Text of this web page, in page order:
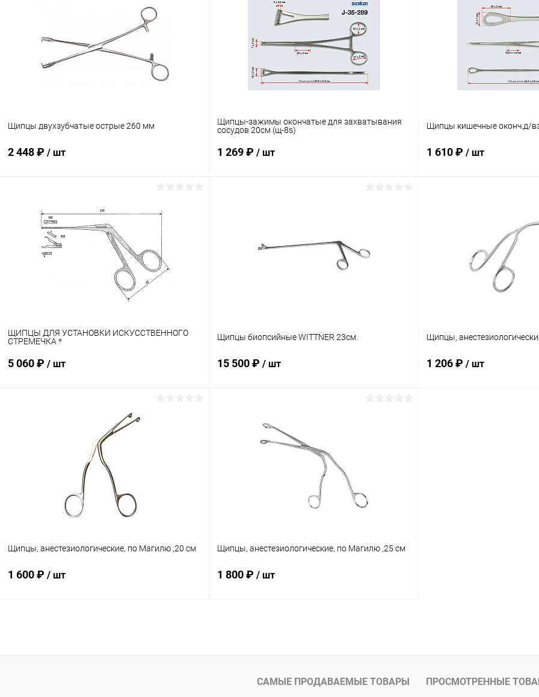
Щипцы двухзубчатые острые 260 мм
2 448 ₽ / шт
Купить в 1 клик
В избранное В наличии
Щипцы-зажимы окончатые для захватывания
сосудов 20см (щ-8s)
1 269 ₽ / шт
В наличии
Щипцы кишечные оконч.д/
1 610 ₽ / шт
В избранное
ЩИПЦЫ ДЛЯ УСТАНОВКИ ИСКУССТВЕННОГО
СТРЕМЕЧКА *
5 060 ₽ / шт
В корзину
Щипцы биопсийные WITTNER 23см.
15 500 ₽ / шт
Купить в 1 клик
В наличии
Щипцы,
1 206 ₽ / шт
Щипцы, анестезиологические, по Магилю ,20 см
1 600 ₽ / шт
Купить в 1 клик Сравнение
Щипцы, анестезиологические, по Магилю ,25 см
1 800 ₽ / шт
Купить в 1 клик Сравнение
В избранное В наличии
САМЫЕ ПРОДАВАЕМЫЕ ТОВАРЫ ПРОСМОТРЕННЫЕ